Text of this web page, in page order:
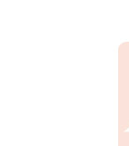
Pour